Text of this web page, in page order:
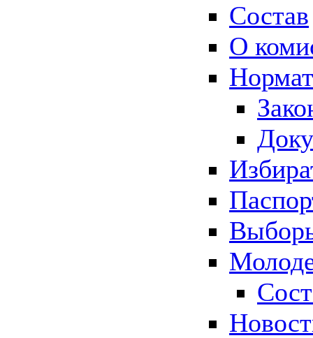
Состав
О